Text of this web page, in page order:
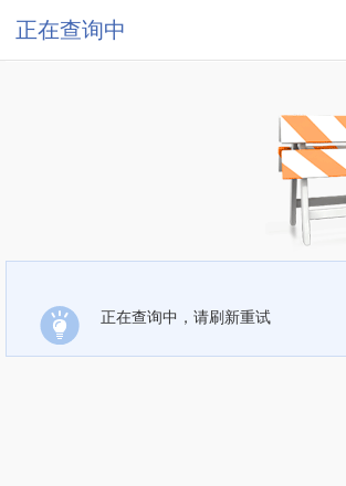
正在查询中
正在查询中，请刷新重试